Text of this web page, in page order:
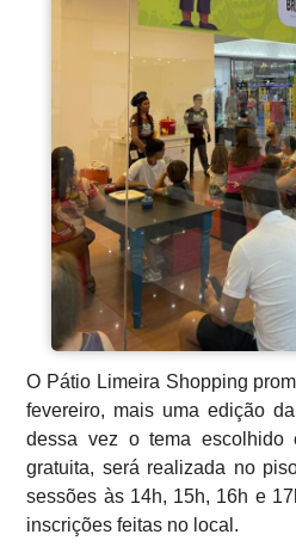
O Pátio Limeira Shopping
fevereiro, mais uma edição
dessa vez o tema escolhido
gratuita, será realizada no
sessões às 14h, 15h, 16h e
inscrições feitas no local.